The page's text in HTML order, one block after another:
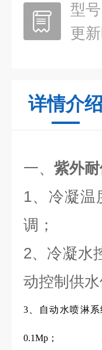
型号
更
详情介绍
一、 紫外
1、冷凝
调；
2、冷凝水
动控制供水
3、自动水喷淋
0.1Mp；